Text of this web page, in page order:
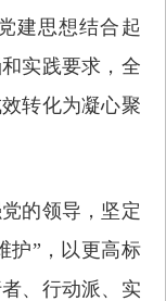
建思想结合起
实践要求，全
转化为凝心聚
的领导，坚定
护”，以更高标
、行动派、实